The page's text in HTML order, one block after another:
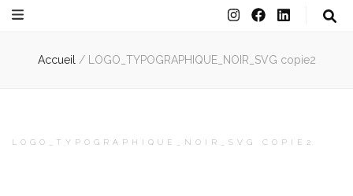
Accueil / LOGO_TYPOGRAPHIQUE_NOIR_SVG copie2
LOGO_TYPOGRAPHIQUE_NOIR_SVG COPIE2